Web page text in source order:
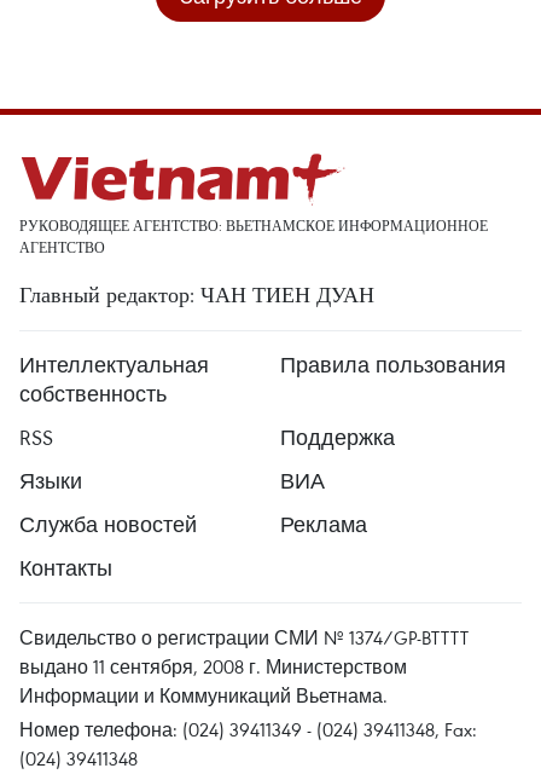
РУКОВОДЯЩЕЕ АГЕНТСТВО: ВЬЕТНАМСКОЕ ИНФОРМАЦИОННОЕ
АГЕНТСТВО
Главный редактор: ЧАН ТИЕН ДУАН
Интеллектуальная
собственность
Правила пользования
RSS
Поддержка
Языки
ВИА
Служба новостей
Реклама
Контакты
Свидельство о регистрации СМИ № 1374/GP-BTTTT
выдано 11 сентября, 2008 г. Министерством
Информации и Коммуникаций Вьетнама.
Номер телефона: (024) 39411349 - (024) 39411348, Fax:
(024) 39411348